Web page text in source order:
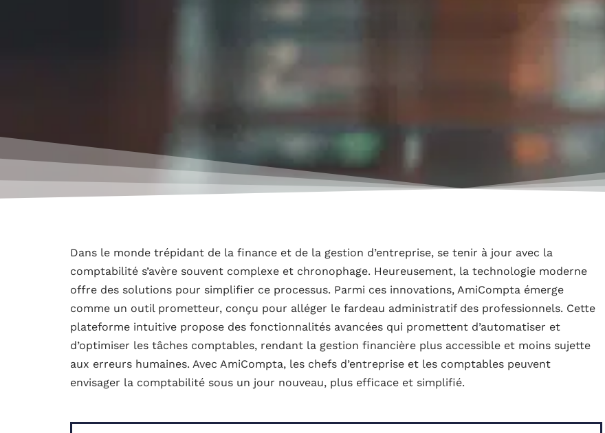
Dans le monde trépidant de la finance et de la gestion d’entreprise, se tenir à jour avec la
comptabilité s’avère souvent complexe et chronophage. Heureusement, la technologie moderne
offre des solutions pour simplifier ce processus. Parmi ces innovations, AmiCompta émerge
comme un outil prometteur, conçu pour alléger le fardeau administratif des professionnels. Cette
plateforme intuitive propose des fonctionnalités avancées qui promettent d’automatiser et
d’optimiser les tâches comptables, rendant la gestion financière plus accessible et moins sujette
aux erreurs humaines. Avec AmiCompta, les chefs d’entreprise et les comptables peuvent
envisager la comptabilité sous un jour nouveau, plus efficace et simplifié.